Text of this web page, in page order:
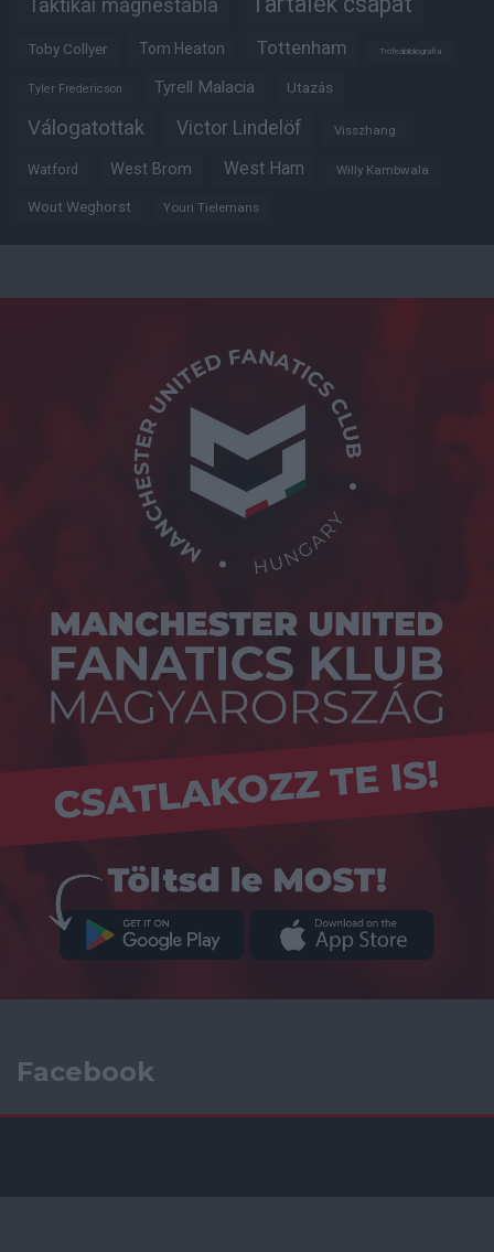
Taktikai mágnestábla
Toby Collyer Tom Heaton Tottenham Trófeabibliográfia
Tyler Fredericson Tyrell Malacia Utazás
Válogatottak Victor Lindelöf Visszhang
Watford West Brom West Ham Willy Kambwala
Wout Weghorst Youri Tielemans
Facebook